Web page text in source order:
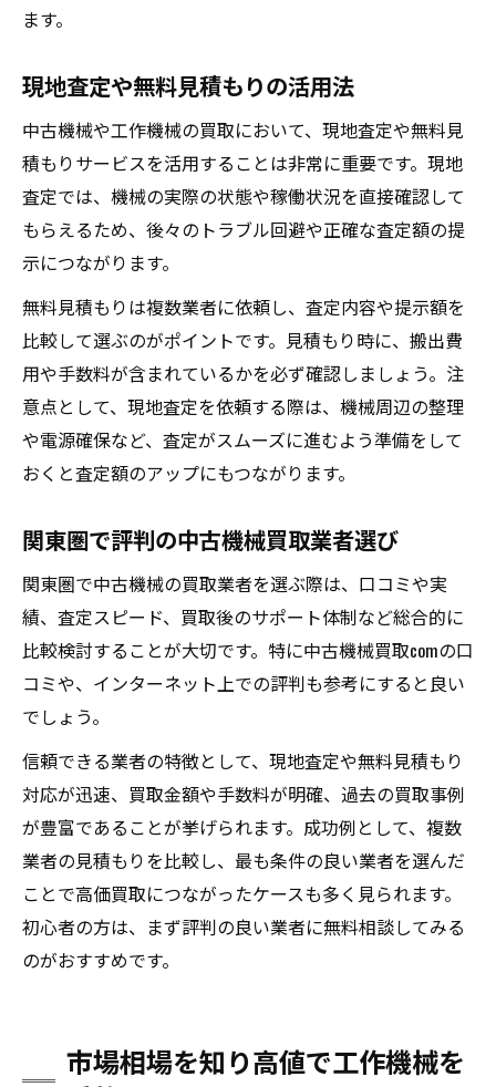
ます。
現地査定や無料見積もりの活用法
中古機械や工作機械の買取において、現地査定や無料見
積もりサービスを活用することは非常に重要です。現地
査定では、機械の実際の状態や稼働状況を直接確認して
もらえるため、後々のトラブル回避や正確な査定額の提
示につながります。
無料見積もりは複数業者に依頼し、査定内容や提示額を
比較して選ぶのがポイントです。見積もり時に、搬出費
用や手数料が含まれているかを必ず確認しましょう。注
意点として、現地査定を依頼する際は、機械周辺の整理
や電源確保など、査定がスムーズに進むよう準備をして
おくと査定額のアップにもつながります。
関東圏で評判の中古機械買取業者選び
関東圏で中古機械の買取業者を選ぶ際は、口コミや実
績、査定スピード、買取後のサポート体制など総合的に
比較検討することが大切です。特に中古機械買取comの口
コミや、インターネット上での評判も参考にすると良い
でしょう。
信頼できる業者の特徴として、現地査定や無料見積もり
対応が迅速、買取金額や手数料が明確、過去の買取事例
が豊富であることが挙げられます。成功例として、複数
業者の見積もりを比較し、最も条件の良い業者を選んだ
ことで高価買取につながったケースも多く見られます。
初心者の方は、まず評判の良い業者に無料相談してみる
のがおすすめです。
市場相場を知り高値で工作機械を